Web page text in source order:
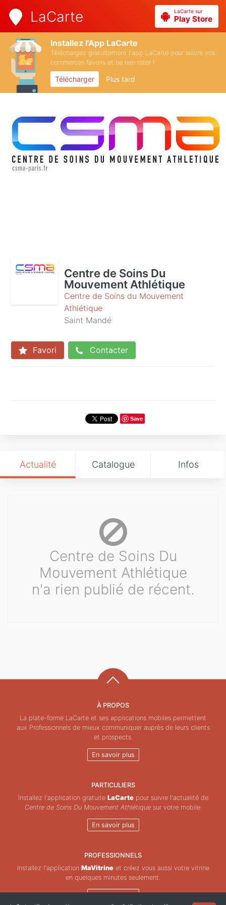
LaCarte LaCarte sur
Play Store
Installez l'App LaCarte
Téléchargez gratuitement l'app LaCarte pour suivre vos
commerces favoris et ne rien rater !
Télécharger Plus tard
Centre de Soins Du
Mouvement Athlétique
Centre de Soins du Mouvement
Athlétique
Saint Mandé
Favori Contacter
Save
Actualité Catalogue Infos
Centre de Soins Du
Mouvement Athlétique
n'a rien publié de récent.
À PROPOS
La plate-forme LaCarte et ses applications mobiles permettent
aux Professionnels de mieux communiquer auprès de leurs clients
et prospects.
En savoir plus
PARTICULIERS
Installez l'application gratuite LaCartepour suivre l'actualité de
Centre de Soins Du Mouvement Athlétiquesur votre mobile.
En savoir plus
PROFESSIONNELS
Installez l'application MaVitrineet créez vous aussi votre vitrine
en quelques minutes seulement.
En savoir plus